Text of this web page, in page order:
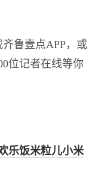
鲁壹点APP，或
位记者在线等你
乐饭米粒儿小米